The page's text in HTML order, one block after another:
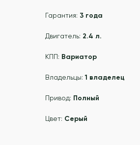
Гарантия: 3 года
Двигатель: 2.4 л.
КПП: Вариатор
Владельцы:1 владелец
Привод: Полный
Цвет: Серый